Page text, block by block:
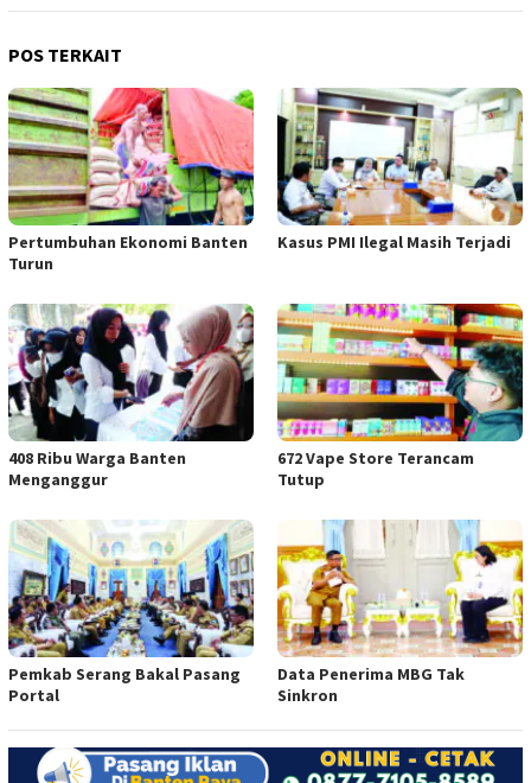
POS TERKAIT
Pertumbuhan Ekonomi Banten
Turun
Kasus PMI Ilegal Masih Terjadi
408 Ribu Warga Banten
Menganggur
672 Vape Store Terancam
Tutup
Pemkab Serang Bakal Pasang
Portal
Data Penerima MBG Tak
Sinkron